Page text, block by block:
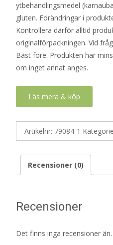
ytbehandlingsmedel
gluten. Förändringar i
Kontrollera därför alltid
originalförpackningen. Vid
Bäst före: Produkten har
om inget annat anges.
Läs mera & köp
Artikelnr: 79084-1
Recensioner (0)
Recensioner
Det finns inga recensioner än.